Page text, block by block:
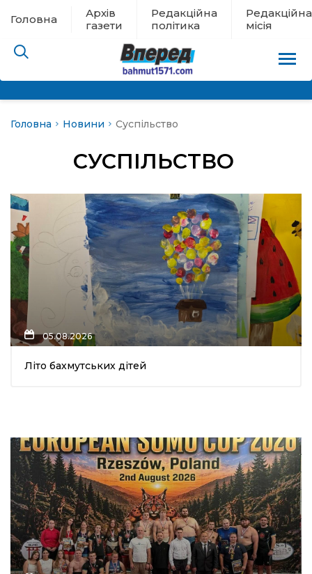
Головна
Архів
газети
Редакційна
політика
Редакційна
місія
евакуації
новини
політика
місія
Головна Новини Суспільство
СУСПІЛЬСТВО
05.08.2026
Літо бахмутських дітей